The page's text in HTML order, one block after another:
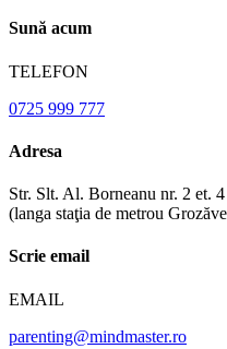
Sună acum
TELEFON
0725 999 777
Adresa
Str. Slt. Al. Borneanu nr. 2 et.
(langa staţia de metrou
Scrie email
EMAIL
parenting@mindmaster.ro